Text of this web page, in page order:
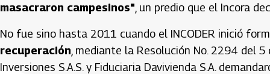
masacraron campesinos" , un predio que el Incora
No fue sino hasta 2011 cuando el INCODER inició
recuperación , mediante la Resolución No. 2294 del
Inversiones S.A.S. y Fiduciaria Davivienda S.A.